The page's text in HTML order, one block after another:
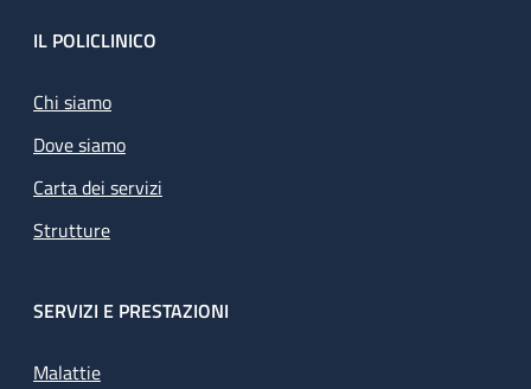
Footer
IL POLICLINICO
Chi siamo
Dove siamo
Carta dei servizi
Strutture
SERVIZI E PRESTAZIONI
Malattie